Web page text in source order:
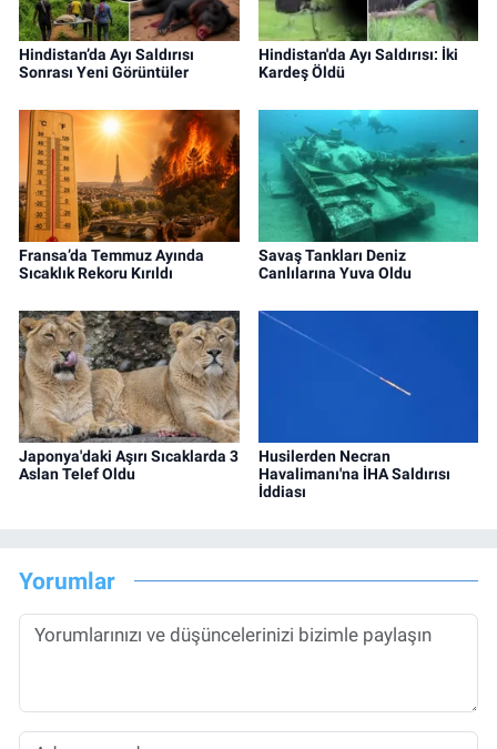
Hindistan’da Ayı Saldırısı
Sonrası Yeni Görüntüler
Hindistan'da Ayı Saldırısı: İki
Kardeş Öldü
Fransa’da Temmuz Ayında
Sıcaklık Rekoru Kırıldı
Savaş Tankları Deniz
Canlılarına Yuva Oldu
Japonya'daki Aşırı Sıcaklarda 3
Aslan Telef Oldu
Husilerden Necran
Havalimanı'na İHA Saldırısı
İddiası
Yorumlar